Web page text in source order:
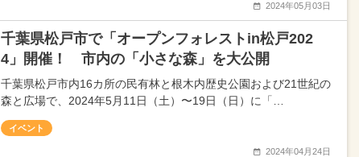
2024年05月03日
千葉県松戸市で「オープンフォレストin松戸202
4」開催！ 市内の「小さな森」を大公開
千葉県松戸市内16カ所の民有林と根木内歴史公園および21世紀の
森と広場で、2024年5月11日（土）〜19日（日）に「…
イベント
2024年04月24日